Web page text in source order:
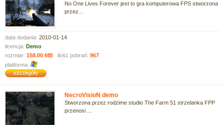
No One Lives Forever jest to gra komputerowa FPS stworzona
przez...
data dodania: 2010-01-14
licencja: Demo
rozmiar: 158.00 MB ilość pobrań: 967
platforma:
NecroVisioN demo
Stworzona przez rodzime studio The Farm 51 strzelanka FPP
przenosi ...